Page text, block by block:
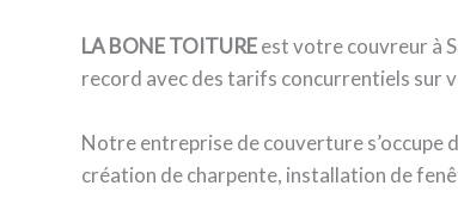
LA BONE TOITUREest votre couvreur à
record avec des tarifs concurrentiels sur
Notre entreprise de couverture s’occupe
création de charpente, installation de